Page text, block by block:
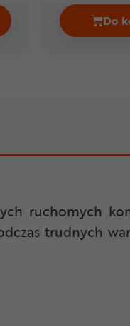
EYEN Dry Cena
FINISH LINEDo
ruchomych
trudnych